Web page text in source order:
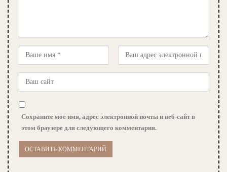
Сохраните мое имя, адрес электронной почты и веб-сайт в
этом браузере для следующего комментария.